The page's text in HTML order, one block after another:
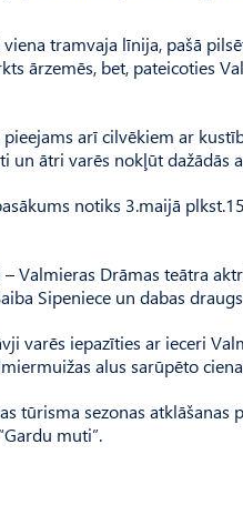
tramvaja līnija, pašā
ārzemēs, bet, pateicoties
arī cilvēkiem ar
un ātri varēs nokļūt dažādās
notiks 3.maijā
Valmieras Drāmas teātra
Sipeniece un dabas
varēs iepazīties ar ieceri
alus sarūpēto
tūrisma sezonas
muti”.